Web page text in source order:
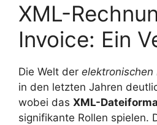
XML-
Invoice: Ein
Die Welt der elektronischen
in den letzten Jahren
wobei das XML-
signifikante Rollen spielen.